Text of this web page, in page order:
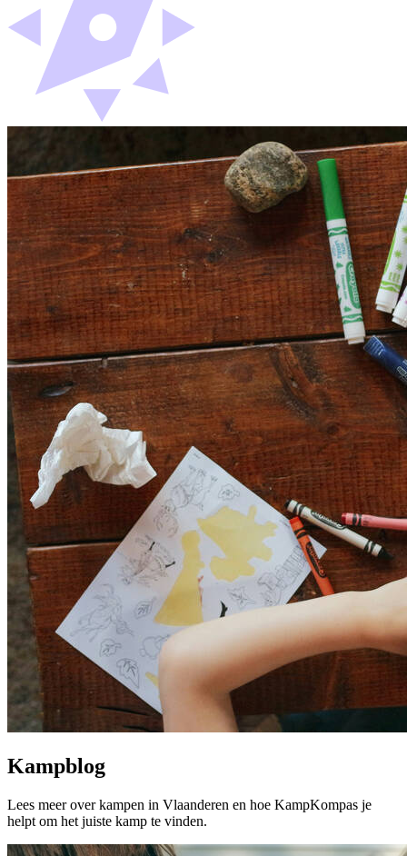
Kampblog
Lees meer over kampen in Vlaanderen en hoe KampKompas je
helpt om het juiste kamp te vinden.